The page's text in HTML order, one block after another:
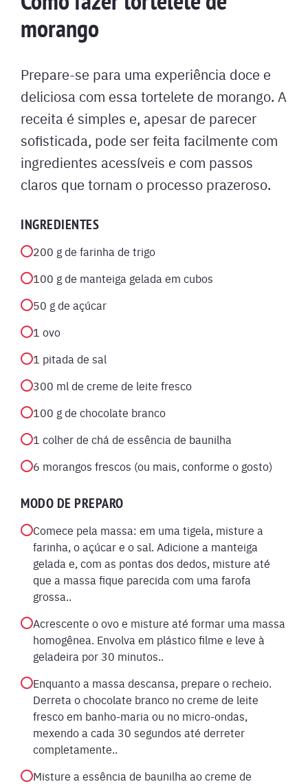
morango
Prepare-se para uma experiência doce e
deliciosa com essa tortelete de morango. A
receita é simples e, apesar de parecer
sofisticada, pode ser feita facilmente com
ingredientes acessíveis e com passos
claros que tornam o processo prazeroso.
INGREDIENTES
200 g de farinha de trigo
100 g de manteiga gelada em cubos
50 g de açúcar
1 ovo
1 pitada de sal
300 ml de creme de leite fresco
100 g de chocolate branco
1 colher de chá de essência de baunilha
6 morangos frescos (ou mais, conforme o gosto)
MODO DE PREPARO
Comece pela massa: em uma tigela, misture a
farinha, o açúcar e o sal. Adicione a manteiga
gelada e, com as pontas dos dedos, misture até
que a massa fique parecida com uma farofa
grossa..
Acrescente o ovo e misture até formar uma massa
homogênea. Envolva em plástico filme e leve à
geladeira por 30 minutos..
Enquanto a massa descansa, prepare o recheio.
Derreta o chocolate branco no creme de leite
fresco em banho-maria ou no micro-ondas,
mexendo a cada 30 segundos até derreter
completamente..
Misture a essência de baunilha ao creme de